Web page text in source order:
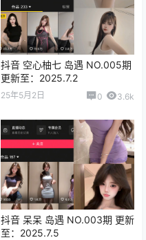
抖音 空心柚七 岛遇 NO.005期
更新至：2025.7.2
25年5月2日 0 3.6k
抖音 呆呆 岛遇 NO.003期 更新
至：2025.7.5